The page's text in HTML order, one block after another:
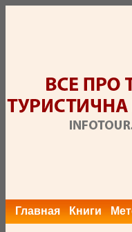
Главная Книги